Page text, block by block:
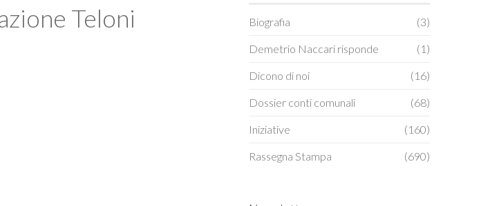
Teloni Biografia (3)
Demetrio Naccari risponde (1)
Dicono di noi (16)
Dossier conti comunali (68)
Iniziative (160)
Rassegna Stampa (690)